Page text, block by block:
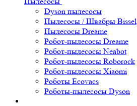
Dyson пылесосы
Пылесосы / Швабры Bissel
Пылесосы Dreame
Робот-пылесосы Dreame
Робот-пылесосы Neabot
Робот-пылесосы Roborock
Робот-пылесосы Xiaomi
Роботы Ecovacs
Роботы-пылесосы Dyson